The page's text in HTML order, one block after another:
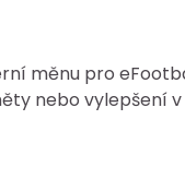
měnu pro
nebo vylepšení v